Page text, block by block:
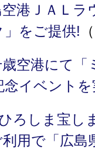
空港ＪＡＬ
をご提供!
歳空港にて
念イベントを
ひろしま宝
用で「広